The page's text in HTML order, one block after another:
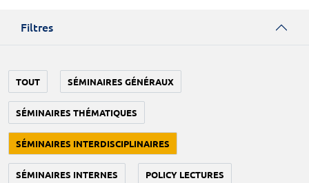
Filtres
TOUT SÉMINAIRES GÉNÉRAUX
SÉMINAIRES THÉMATIQUES
SÉMINAIRES INTERDISCIPLINAIRES
SÉMINAIRES INTERNES POLICY LECTURES